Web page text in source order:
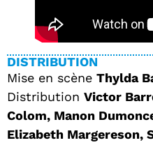
DISTRIBUTION
Mise en scène Thylda
Distribution Victor
Colom, Manon
Elizabeth Margereson,